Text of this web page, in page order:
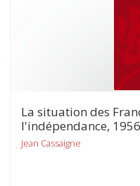
La situation des
l'indépendance,
Jean Cassaigne